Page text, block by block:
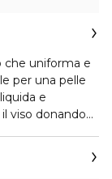
che uniforma e
per una pelle
e
viso donando